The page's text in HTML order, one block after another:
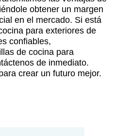
obtener un margen
en el mercado. Si está
para exteriores de
confiables,
de cocina para
de inmediato.
crear un futuro mejor.